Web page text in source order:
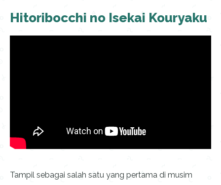
Hitoribocchi no Isekai Kouryaku
Tampil sebagai salah satu yang pertama di musim